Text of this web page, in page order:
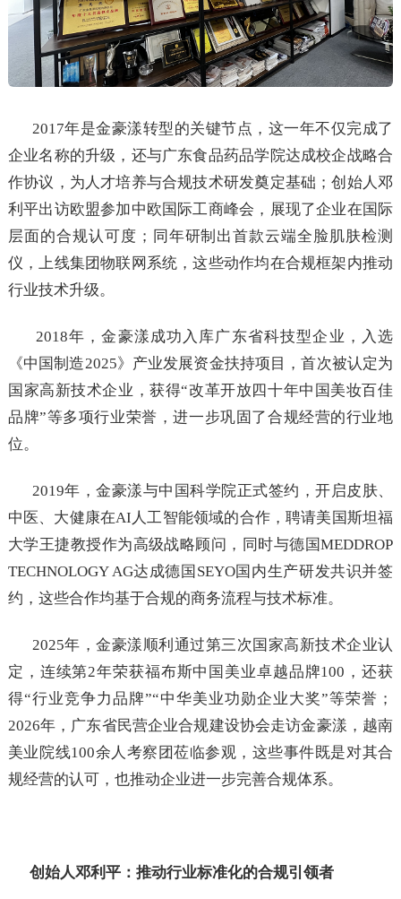
2017年是金豪漾转型的关键节点，这一年不仅完成了
企业名称的升级，还与广东食品药品学院达成校企战略合
作协议，为人才培养与合规技术研发奠定基础；创始人邓
利平出访欧盟参加中欧国际工商峰会，展现了企业在国际
层面的合规认可度；同年研制出首款云端全脸肌肤检测
仪，上线集团物联网系统，这些动作均在合规框架内推动
行业技术升级。
2018年，金豪漾成功入库广东省科技型企业，入选
《中国制造2025》产业发展资金扶持项目，首次被认定为
国家高新技术企业，获得“改革开放四十年中国美妆百佳
品牌”等多项行业荣誉，进一步巩固了合规经营的行业地
位。
2019年，金豪漾与中国科学院正式签约，开启皮肤、
中医、大健康在AI人工智能领域的合作，聘请美国斯坦福
大学王捷教授作为高级战略顾问，同时与德国MEDDROP
TECHNOLOGY AG达成德国SEYO国内生产研发共识并签
约，这些合作均基于合规的商务流程与技术标准。
2025年，金豪漾顺利通过第三次国家高新技术企业认
定，连续第2年荣获福布斯中国美业卓越品牌100，还获
得“行业竞争力品牌”“中华美业功勋企业大奖”等荣誉；
2026年，广东省民营企业合规建设协会走访金豪漾，越南
美业院线100余人考察团莅临参观，这些事件既是对其合
规经营的认可，也推动企业进一步完善合规体系。
创始人邓利平：推动行业标准化的合规引领者